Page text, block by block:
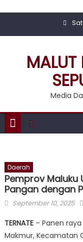
MALUT
Media
Daerah
Pemprov Maluku
Pangan dengan
Posted
September 10, 2025
TERNATE– Panen raya
Makmur, Kecamatan